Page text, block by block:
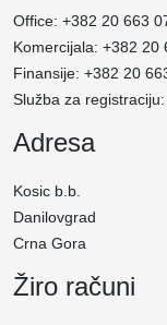
Office: +382 20 663
Komercijala: +382 20
Finansije: +382 20
Služba za
Adresa
Kosic b.b.
Danilovgrad
Crna Gora
Žiro računi